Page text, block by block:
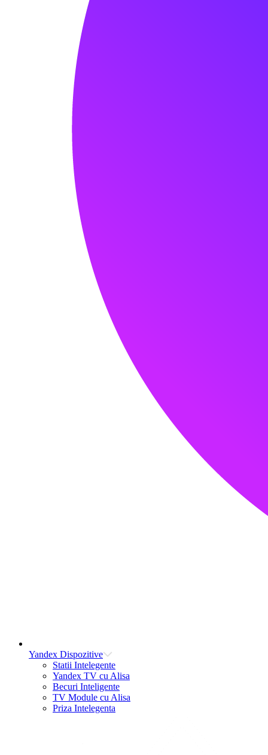
Yandex Dispozitive
Statii Intelegente
Yandex TV cu Alisa
Becuri Inteligente
TV Module cu Alisa
Priza Intelegenta